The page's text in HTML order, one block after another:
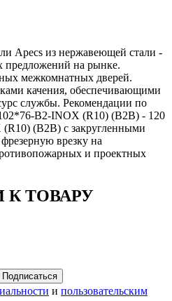
Apecs из нержавеющей стали -
предложений на рынке.
межкомнатных дверей.
качения, обеспечивающими
службы. Рекомендации по
B2-INOX (R10) (В2В) - 120
(В2В) с закругленными
врезку на
и проектных
ТОВАРУ
Подписаться
и пользовательским